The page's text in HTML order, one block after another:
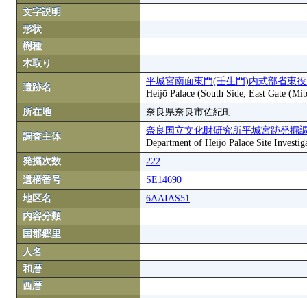
文字説明
形状
樹種
木取り
遺跡名
平城宮南面東門(壬生門)内式部省東
Heijō Palace (South Side, East Gate
所在地
奈良県奈良市佐紀町
調査主体
奈良国立文化財研究所平城宮跡発掘
Department of Heijō Palace Site
発掘次数
222
遺構番号
SE14690
地区名
6AAIAS51
内容分類
国郡郷里
人名
和暦
西暦